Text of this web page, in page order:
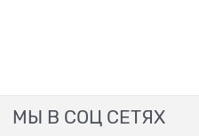
МЫ В СОЦ СЕТЯХ